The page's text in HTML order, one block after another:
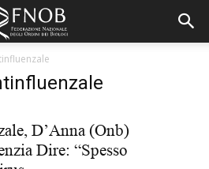
D’Anna (Onb)
Dire: “Spesso